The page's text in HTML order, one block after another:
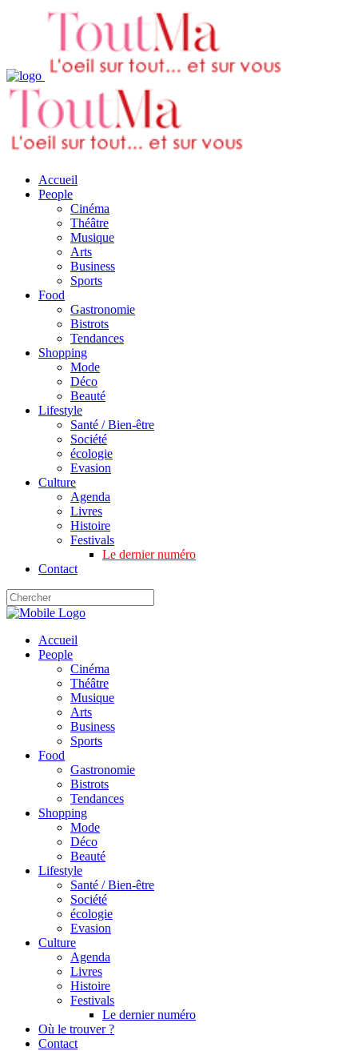
Accueil
People
Cinéma
Théâtre
Musique
Arts
Business
Sports
Food
Gastronomie
Bistrots
Tendances
Shopping
Mode
Déco
Beauté
Lifestyle
Santé / Bien-être
Société
écologie
Evasion
Culture
Agenda
Livres
Histoire
Festivals
Le dernier numéro
Contact
Accueil
People
Cinéma
Théâtre
Musique
Arts
Business
Sports
Food
Gastronomie
Bistrots
Tendances
Shopping
Mode
Déco
Beauté
Lifestyle
Santé / Bien-être
Société
écologie
Evasion
Culture
Agenda
Livres
Histoire
Festivals
Le dernier numéro
Où le trouver ?
Contact